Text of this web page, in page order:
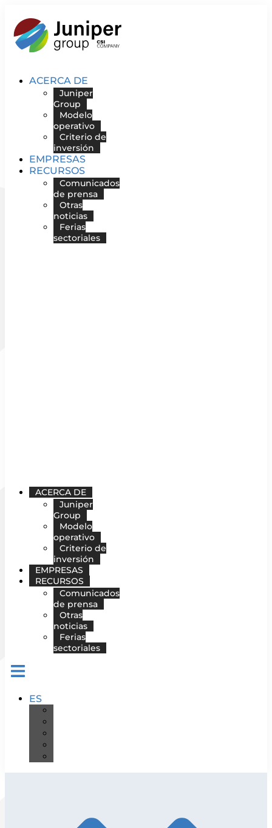
contenido
ACERCA DE
Juniper
Group
Modelo
operativo
Criterio de
inversión
EMPRESAS
RECURSOS
Comunicados
de prensa
Otras
noticias
Ferias
sectoriales
ACERCA DE
Juniper
Group
Modelo
operativo
Criterio de
inversión
EMPRESAS
RECURSOS
Comunicados
de prensa
Otras
noticias
Ferias
sectoriales
ES